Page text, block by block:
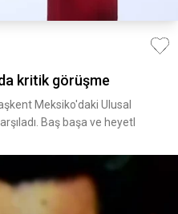
kritik görüşme
Meksiko'daki Ulusal
Baş başa ve heyetl